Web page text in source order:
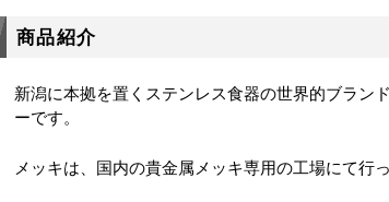
商品紹介
新潟に本拠を置くステンレス食器の世界的ブラン
ーです。
メッキは、国内の貴金属メッキ専用の工場にて行っ